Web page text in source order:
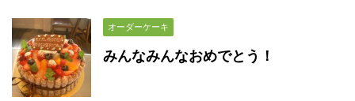
オーダーケーキ
みんなみんなおめでとう！